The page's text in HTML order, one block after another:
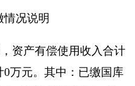
度支出预算因客观
结转和结余，也包